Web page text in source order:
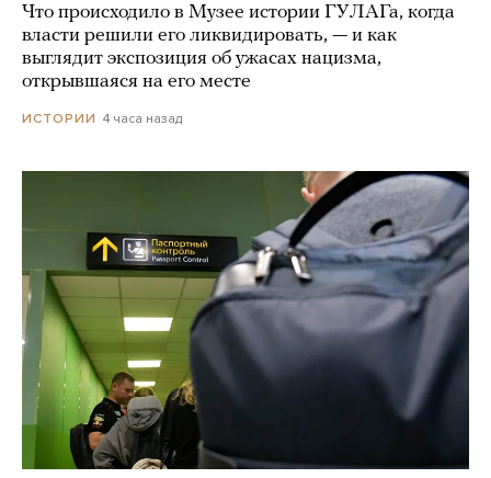
Что происходило в Музее истории ГУЛАГа, когда
власти решили его ликвидировать, — и как
выглядит экспозиция об ужасах нацизма,
открывшаяся на его месте
ИСТОРИИ 4 часа назад